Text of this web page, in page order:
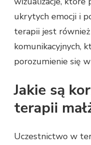
ukrytych emocji i
terapii jest
komunikacyjnych,
porozumienie się
Jakie są
terapii
Uczestnictwo w